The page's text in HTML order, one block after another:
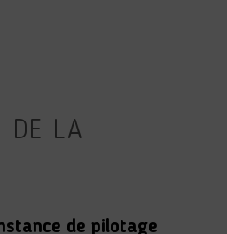
DE LA
de pilotage